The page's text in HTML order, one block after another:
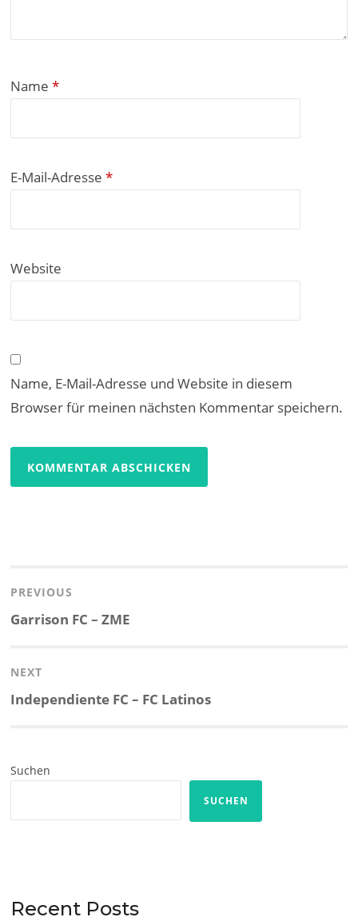
Name*
E-Mail-Adresse*
Website
Name, E-Mail-Adresse und Website in diesem
Browser für meinen nächsten Kommentar speichern.
PREVIOUS
Previous
Garrison FC – ZME
NEXT
Next
Independiente FC – FC Latinos
Suchen
SUCHEN
Recent Posts